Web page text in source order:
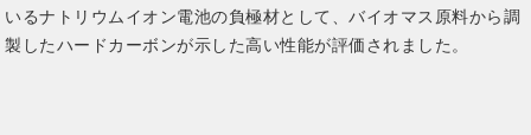
いるナトリウムイオン電池の負極材として、バイオマス原料から調
製したハードカーボンが示した高い性能が評価されました。